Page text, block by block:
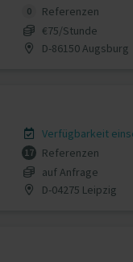
0
Referenzen
€75/Stunde
D-86150 Augsburg
Verfügbarkeit
17
Referenzen
auf Anfrage
D-04275 Leipzig